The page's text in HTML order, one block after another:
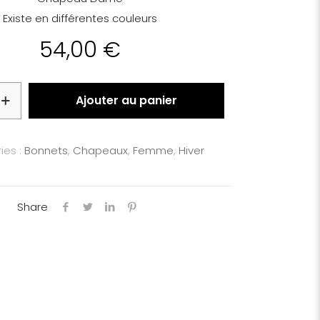
Existe en différentes couleurs
54,00 €
Ajouter au panier
: Bonnets, Chapeaux, Femme, Hiver
Share